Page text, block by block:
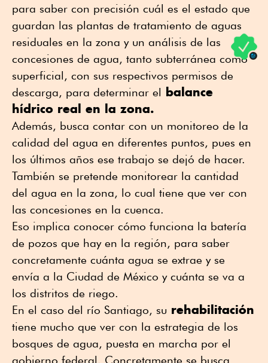
para saber con precisión cuál es el estado que
guardan las plantas de tratamiento de aguas
residuales en la zona y un análisis de las
concesiones de agua, tanto subterránea como
superficial, con sus respectivos permisos de
descarga, para determinar el balance
hídrico real en la zona.
Además, busca contar con un monitoreo de la
calidad del agua en diferentes puntos, pues en
los últimos años ese trabajo se dejó de hacer.
También se pretende monitorear la cantidad
del agua en la zona, lo cual tiene que ver con
las concesiones en la cuenca.
Eso implica conocer cómo funciona la batería
de pozos que hay en la región, para saber
concretamente cuánta agua se extrae y se
envía a la Ciudad de México y cuánta se va a
los distritos de riego.
En el caso del río Santiago, su rehabilitación
tiene mucho que ver con la estrategia de los
bosques de agua, puesta en marcha por el
gobierno federal. Concretamente se busca